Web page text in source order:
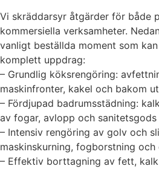
Vi skräddarsyr åtgärder för både
kommersiella verksamheter.
vanligt beställda moment som
komplett uppdrag:
– Grundlig köksrengöring:
maskinfronter, kakel och bakom
– Fördjupad badrumsstädning:
av fogar, avlopp och sanitetsgods
– Intensiv rengöring av golv och
maskinskurning, fogborstning och
– Effektiv borttagning av fett,